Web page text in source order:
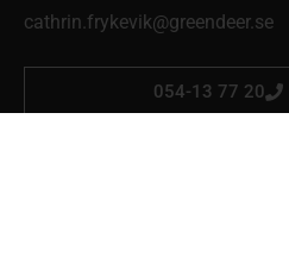
cathrin.frykevik@greendeer.se
054-13 77 20